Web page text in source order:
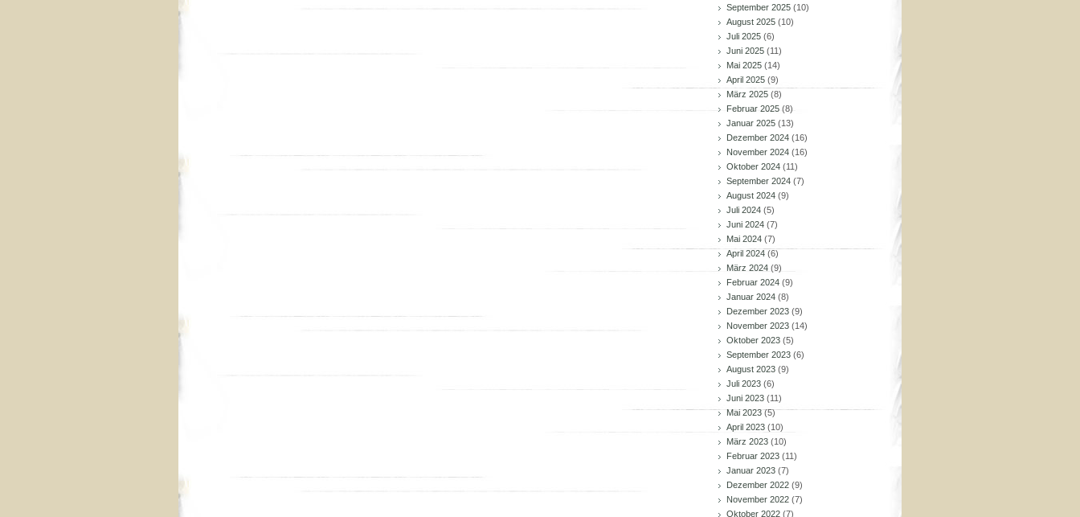
September 2025 (10)
August 2025 (10)
Juli 2025 (6)
Juni 2025 (11)
Mai 2025 (14)
April 2025 (9)
März 2025 (8)
Februar 2025 (8)
Januar 2025 (13)
Dezember 2024 (16)
November 2024 (16)
Oktober 2024 (11)
September 2024 (7)
August 2024 (9)
Juli 2024 (5)
Juni 2024 (7)
Mai 2024 (7)
April 2024 (6)
März 2024 (9)
Februar 2024 (9)
Januar 2024 (8)
Dezember 2023 (9)
November 2023 (14)
Oktober 2023 (5)
September 2023 (6)
August 2023 (9)
Juli 2023 (6)
Juni 2023 (11)
Mai 2023(5)
April 2023 (10)
März 2023 (10)
Februar 2023 (11)
Januar 2023 (7)
Dezember 2022 (9)
November 2022 (7)
Oktober 2022 (7)